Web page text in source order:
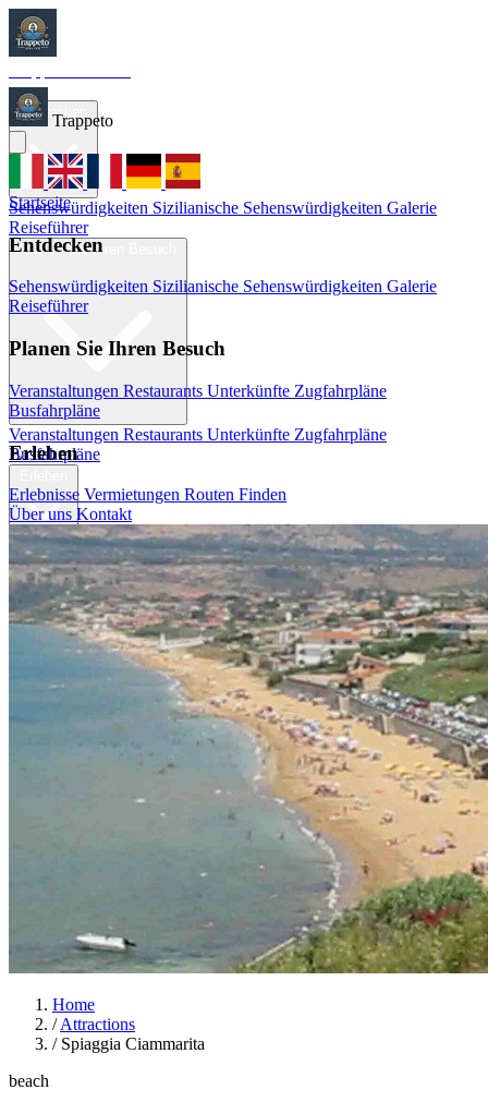
Startseite
Sehenswürdigkeiten Sizilianische Sehenswürdigkeiten Galerie
Reiseführer
Veranstaltungen Restaurants Unterkünfte Zugfahrpläne
Busfahrpläne
Erlebnisse VermietungenRouten Finden
Über unsKontakt
Italiano English Français Deutsch Español
Trappeto
Startseite
Entdecken
Sehenswürdigkeiten Sizilianische Sehenswürdigkeiten Galerie
Reiseführer
Planen Sie Ihren Besuch
Veranstaltungen Restaurants Unterkünfte Zugfahrpläne
Busfahrpläne
Erleben
Erlebnisse Vermietungen Routen Finden
Über uns Kontakt
Home
/ Attractions
/ Spiaggia Ciammarita
beach